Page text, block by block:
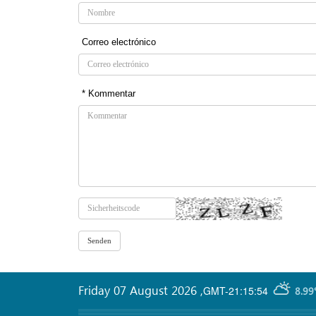
Correo electrónico
* Kommentar
GMT-21:15:54
Friday 07 August 2026 ,